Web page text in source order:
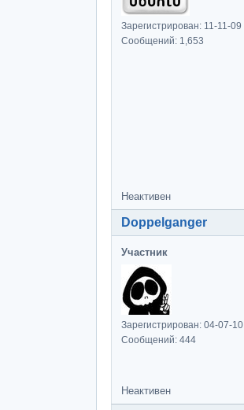
Зарегистрирован: 11-11-09
Сообщений: 1,653
Неактивен
Doppelganger
Участник
Зарегистрирован: 04-07-10
Сообщений: 444
Неактивен